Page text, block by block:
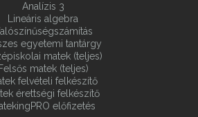
Analízis 3
Lineáris algebra
egyetemi tantárgy
matek (teljes)
Felsős matek (teljes)
felvételi felkészítő
érettségi felkészítő
előfizetés